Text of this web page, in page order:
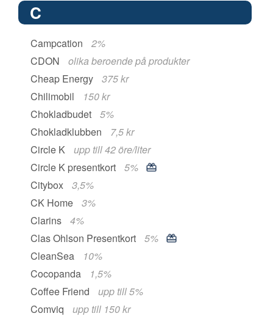
C
Campcation
2%
CDON
olika beroende på produkter
Cheap Energy
375 kr
Chilimobil
150 kr
Chokladbudet
5%
Chokladklubben
7,5 kr
Circle K
upp till 42 öre/liter
Circle K presentkort
5%
Citybox
3,5%
CK Home
3%
Clarins
4%
Clas Ohlson Presentkort
5%
CleanSea
10%
Cocopanda
1,5%
Coffee Friend
upp till 5%
Comviq
upp till 150 kr